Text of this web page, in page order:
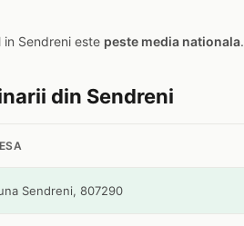
in Sendreni este peste media nationala.
din Sendreni
Sendreni, 807290